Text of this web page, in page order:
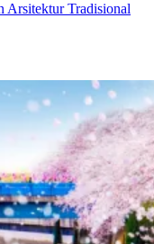
Arsitektur Tradisional